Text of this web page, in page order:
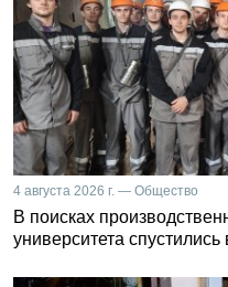
4 августа 2026 г. — Общество
В поисках
университета спустились